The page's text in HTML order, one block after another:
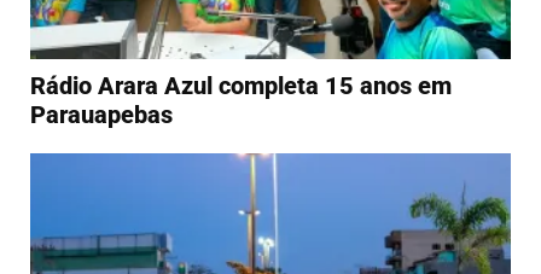
Rádio Arara Azul completa 15 anos em
Parauapebas